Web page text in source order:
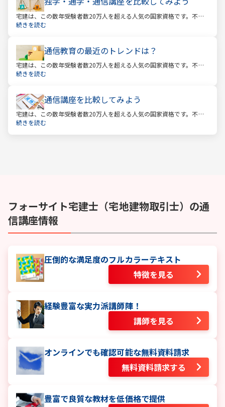
宅建は、この数年受験者数20万人を超える人気の国家資格です。不動
産業に携わる人をはじめ、他業種、学生、主婦まで、さまざまな方が
続きを読む
通信教育の最近のトレンドは？
宅建は、この数年受験者数20万人を超える人気の国家資格です。不動
産業に携わる人をはじめ、他業種、学生、主婦まで、さまざまな方が
続きを読む
通信講座を比較してみよう
宅建は、この数年受験者数20万人を超える人気の国家資格です。不動
産業に携わる人をはじめ、他業種、学生、主婦まで、さまざまな方が
続きを読む
フォーサイト宅建士（宅地建物取引士） の通
信講座情報
圧倒的な満足度のフルカラーテキスト
特徴を見る
経験豊富な実力派講師陣！
講師を見る
オンラインでも確認可能な無料資料請求
無料資料請求する
豊富で良質な教材を低価格で提供